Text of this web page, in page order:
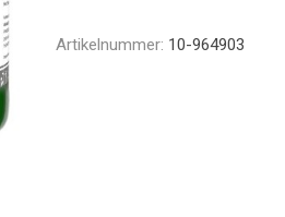
Artikelnummer: 10-964903